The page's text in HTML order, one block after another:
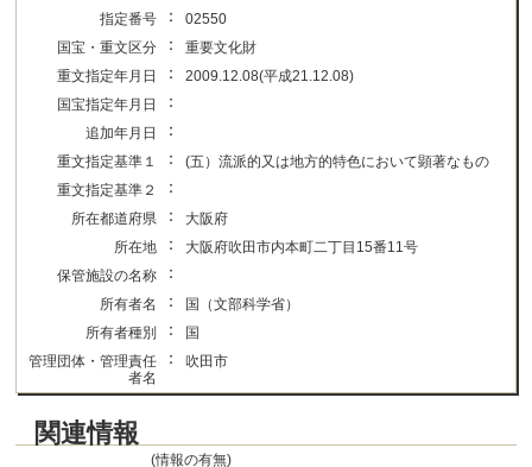
指定番号 ：
02550
国宝・重文区分
：
重要文化財
重文指定年月日
：
2009.12.08(平成21.12.08)
国宝指定年月日
：
追加年月日 ：
重文指定基準１ ：
(五）流派的又は地方的特色において顕著なもの
重文指定基準２
：
所在都道府県 ：
大阪府
所在地
：
大阪府吹田市内本町二丁目15番11号
保管施設の名称
：
所有者名 ：
国（文部科学省）
所有者種別
：
国
管理団体・管理責任
者名
： 吹田市
関連情報
(情報の有無)